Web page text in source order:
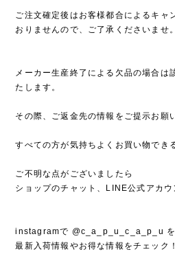
ご注文確定後はお客様都合によるキャ
おりませんので、ご了承くださいませ。
メーカー生産終了による欠品の場合は
たします。
その際、ご返金先の情報をご提示お願
すべての方が気持ちよくお買い物でき
ご不明な点がございましたら
ショップのチャット、LINE公式アカウ
instagramで @c_a_p_u_c_a_p_u を
最新入荷情報やお得な情報をチェック！